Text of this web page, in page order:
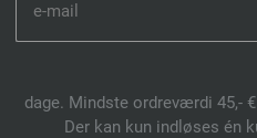
dage. Mindste ordreværdi 45,-
Der kan kun indløses én